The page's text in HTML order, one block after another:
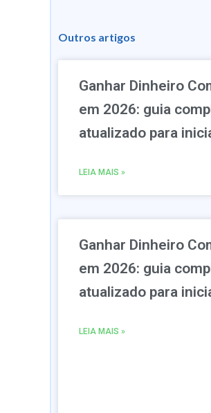
Outros artigos
Ganhar Dinheiro
em 2026: guia
atualizado para
LEIA MAIS »
Ganhar Dinheiro
em 2026: guia
atualizado para
LEIA MAIS »